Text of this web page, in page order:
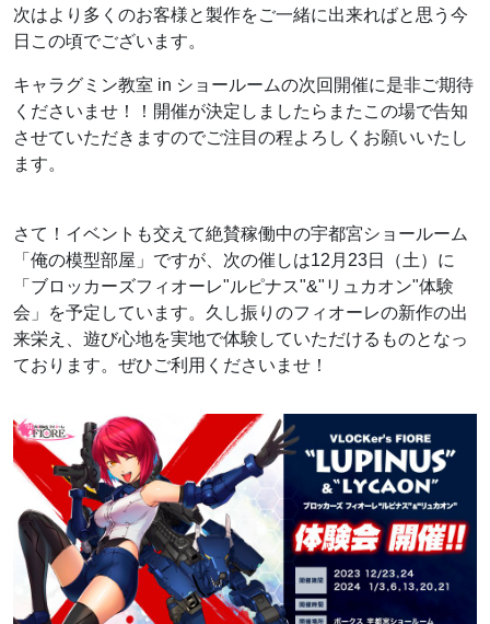
次はより多くのお客様と製作をご一緒に出来ればと思う今
日この頃でございます。
キャラグミン教室 in ショールームの次回開催に是非ご期待
くださいませ！！開催が決定しましたらまたこの場で告知
させていただきますのでご注目の程よろしくお願いいたし
ます。
さて！イベントも交えて絶賛稼働中の宇都宮ショールーム
「俺の模型部屋」ですが、次の催しは12月23日（土）に
「ブロッカーズフィオーレ"ルピナス"&"リュカオン"体験
会」を予定しています。久し振りのフィオーレの新作の出
来栄え、遊び心地を実地で体験していただけるものとなっ
ております。ぜひご利用くださいませ！